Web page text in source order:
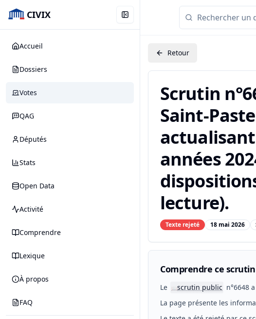
CIVIX
Accueil
Dossiers
Votes
QAG
Députés
Stats
Open Data
Activité
Comprendre
Lexique
À propos
FAQ
Retour
Scrutin
Saint-
années
lecture).
Texte rejeté 18 mai 2026
Comprendre ce scrutin
Le 📖scrutin public n°6648
La page présente les